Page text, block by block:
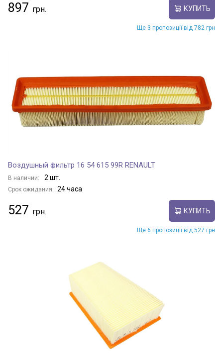
897 КУПИТЬ
Ще 3 пропозиції від 782 грн
Воздушный фильтр 16 54 615 99R RENAULT
В наличии: 2 шт.
Срок ожидания: 24 часа
527 КУПИТЬ
Ще 6 пропозиції від 527 грн